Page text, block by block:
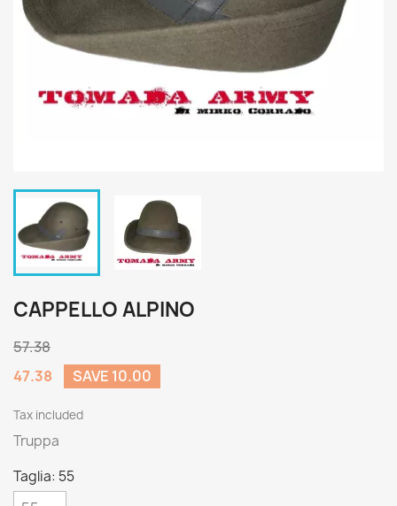
CAPPELLO ALPINO
57.38
47.38
SAVE 10.00
Tax included
Truppa
Taglia: 55